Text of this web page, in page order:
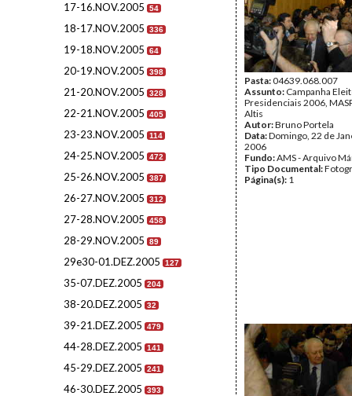
17-16.NOV.2005 54
18-17.NOV.2005 336
19-18.NOV.2005 64
20-19.NOV.2005 398
21-20.NOV.2005 328
22-21.NOV.2005 405
23-23.NOV.2005 114
24-25.NOV.2005 472
25-26.NOV.2005 387
26-27.NOV.2005 312
27-28.NOV.2005 458
28-29.NOV.2005 89
29e30-01.DEZ.2005 127
35-07.DEZ.2005 204
38-20.DEZ.2005 32
39-21.DEZ.2005 479
44-28.DEZ.2005 141
45-29.DEZ.2005 241
46-30.DEZ.2005 393
Pasta:04639.068.007
Assunto: Campanha
Presidenciais 2006,
Altis
Autor:Bruno Portela
Data:Domingo, 22 de
2006
Fundo:AMS - Arquivo
Tipo Documental:
Página(s): 1